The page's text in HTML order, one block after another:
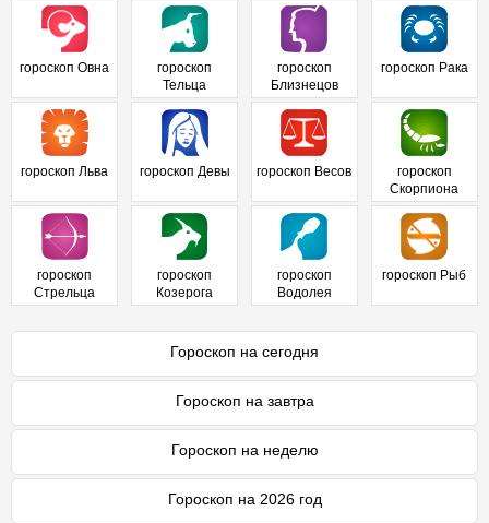
гороскоп Овна
гороскоп
Тельца
гороскоп
Близнецов
гороскоп Рака
гороскоп Льва гороскоп Девы гороскоп Весов
гороскоп
Скорпиона
гороскоп
Стрельца
гороскоп
Козерога
гороскоп
Водолея
гороскоп Рыб
Гороскоп на сегодня
Гороскоп на завтра
Гороскоп на неделю
Гороскоп на 2026 год